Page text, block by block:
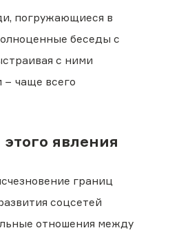
погружающиеся в
беседы с
с ними
− чаще всего
явления
границ
соцсетей
отношения между